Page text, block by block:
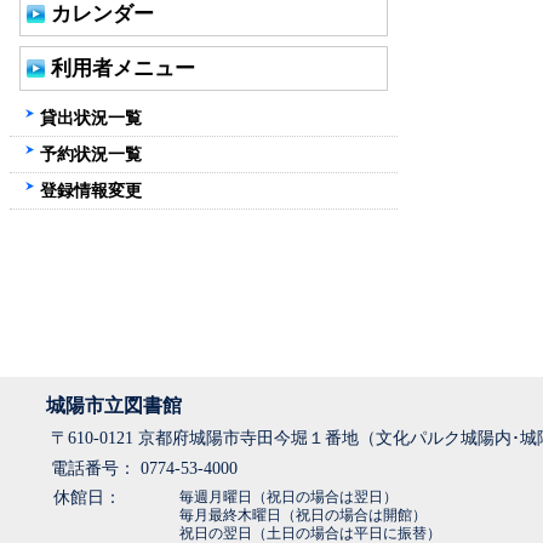
カレンダー
利用者メニュー
貸出状況一覧
予約状況一覧
登録情報変更
城陽市立図書館
〒610-0121 京都府城陽市寺田今堀１番地（文化パルク城陽内･城
電話番号： 0774-53-4000
休館日：
毎週月曜日（祝日の場合は翌日）
毎月最終木曜日（祝日の場合は開館）
祝日の翌日（土日の場合は平日に振替）